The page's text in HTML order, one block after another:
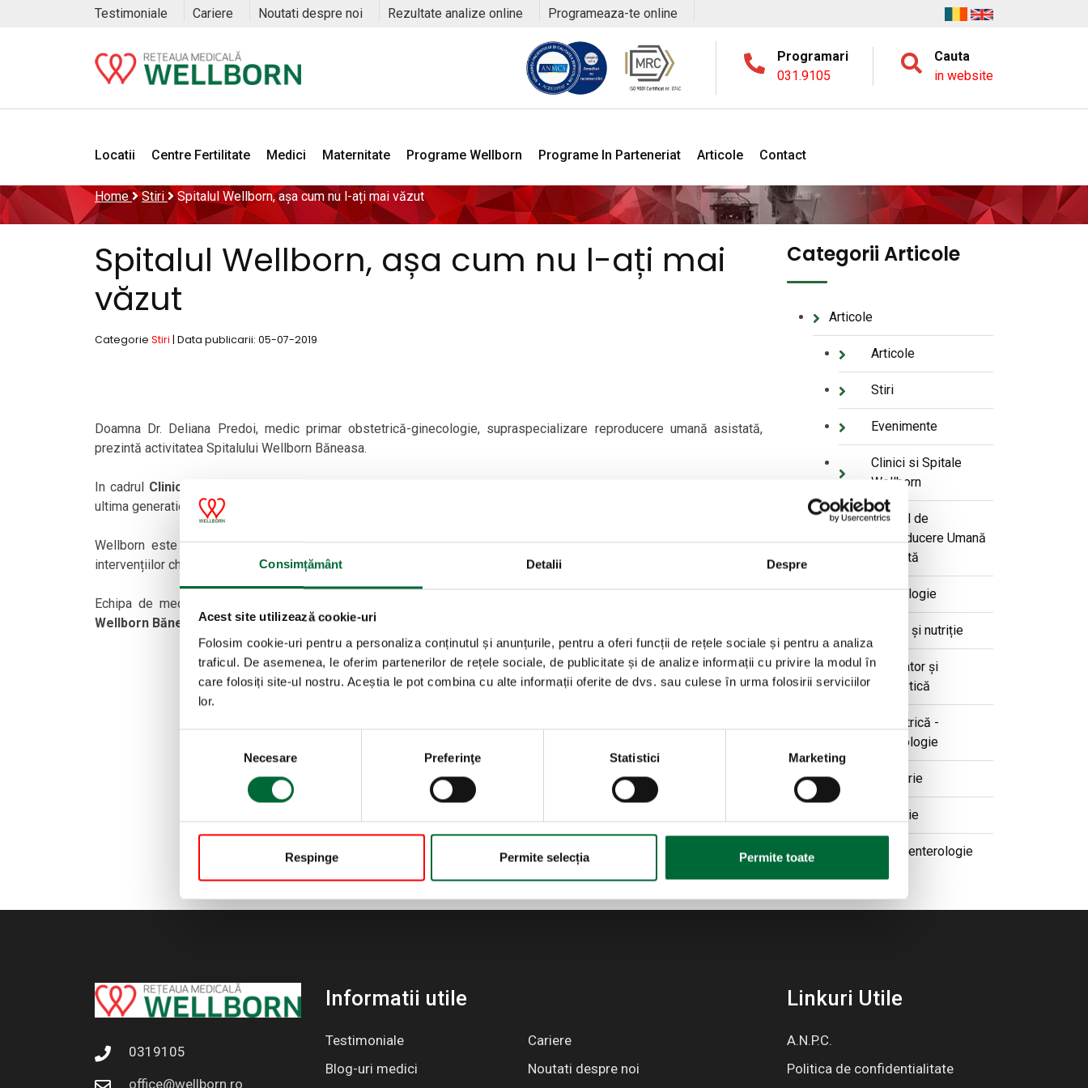
Consimțământ Detalii Despre
Acest site utilizează cookie-uri
Folosim cookie-uri pentru a personaliza conținutul și anunțurile, pentru a oferi funcții de rețele sociale și pentru a analiza
traficul. De asemenea, le oferim partenerilor de rețele sociale, de publicitate și de analize informații cu privire la modul în
care folosiți site-ul nostru. Aceștia le pot combina cu alte informații oferite de dvs. sau culese în urma folosirii serviciilor
lor.
Necesare
Preferinţe Statistici Marketing
Respinge Permite selecția Permite toate
Testimoniale Cariere Noutati despre noi Rezultate analize online Programeaza-te online
Programari
031.9105
Cauta
in website
Locatii Centre Fertilitate Medici Maternitate Programe Wellborn Programe In Parteneriat Articole Contact
Home Stiri Spitalul Wellborn, așa cum nu l-ați mai văzut
Spitalul Wellborn, așa cum nu l-ați mai
văzut
Categorie Stiri | Data publicarii: 05-07-2019
Doamna Dr. Deliana Predoi, medic primar obstetrică-ginecologie, supraspecializare reproducere umană asistată,
prezintă activitatea Spitalului Wellborn Băneasa.
In cadrul Clinicii Wellborn Băneasa
ultima generatie, cu ajutorul căreia vă putem oferi o gamă variată de investigații și intervenții.
Wellborn este singurul spital din România dedicat exclusiv tratamentului infertilității, medicinei materno-fetale și
intervențiilor chirurgicale asociate, precum și celor de tip ginecologic.
Echipa de medici specialiști în Fertilizarea in Vitro a
Wellborn Băneasa,cu experiență de peste 15 ani în acest domeniu, vă așteaptă să ne treceți pragul!
Categorii Articole
Articole
Articole
Stiri
Evenimente
Clinici si Spitale
Wellborn
Centrul de
Reproducere Umană
Asistată
Alergologie
Diabet și nutriție
Laborator și
imagistică
Obstetrică -
Ginecologie
Pediatrie
Urologie
Gastroenterologie
0319105
office@wellborn.ro
Informatii utile
Testimoniale
Cariere
Blog-uri medici
Noutati despre noi
Linkuri Utile
A.N.P.C.
Politica de confidentialitate